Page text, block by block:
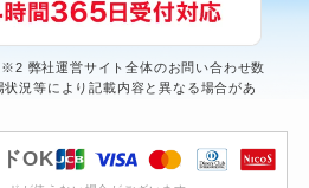
弊社運営サイト全体のお問い合わせ数
況等により記載内容と異なる場合があ
OK